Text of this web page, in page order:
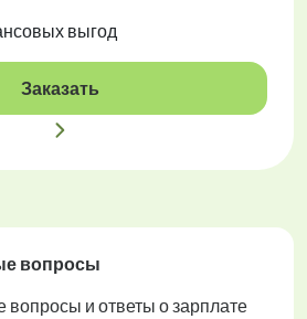
выгод
Заказать
вопросы
и ответы о зарплате